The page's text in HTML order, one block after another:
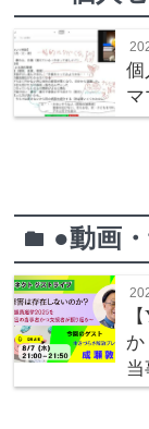
個
マ
folder ●動画